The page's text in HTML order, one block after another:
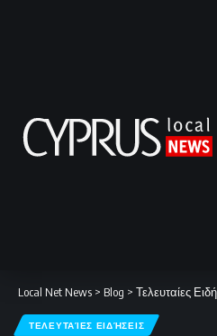
Local Net News > Blog > Τελευταίες
ΤΕΛΕΥΤΑΊΕΣ ΕΙΔΉΣΕΙΣ